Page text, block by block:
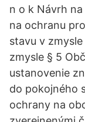
n o k Návrh
na ochranu
stavu v
zmysle § 5
ustanovenie
do pokojného
ochrany na